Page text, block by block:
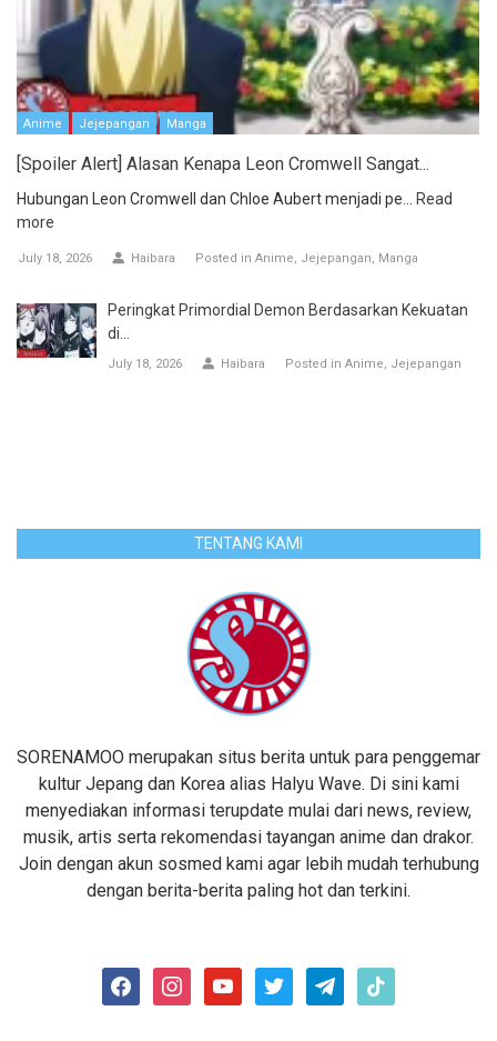
Anime Jejepangan Manga
[Spoiler Alert] Alasan Kenapa Leon Cromwell Sangat...
Hubungan Leon Cromwell dan Chloe Aubert menjadi pe...
Read
more
July 18, 2026 Haibara Posted in Anime Jejepangan Manga
Peringkat Primordial Demon Berdasarkan Kekuatan
di...
July 18, 2026 Haibara Posted in Anime Jejepangan
TENTANG KAMI
SORENAMOO merupakan situs berita untuk para penggemar
kultur Jepang dan Korea alias Halyu Wave. Di sini kami
menyediakan informasi terupdate mulai dari news, review,
musik, artis serta rekomendasi tayangan anime dan drakor.
Join dengan akun sosmed kami agar lebih mudah terhubung
dengan berita-berita paling hot dan terkini.
facebookinstagramyoutubetwitter telegramtiktok